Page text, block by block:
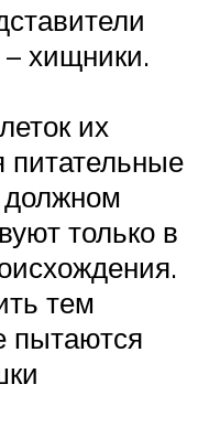
хищники.
их
питательные
должном
только в
тем
пытаются